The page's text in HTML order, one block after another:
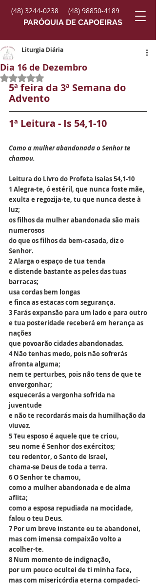
(48) 3244-0238
(48) 98850-4189
PARÓQUIA DE CAPOEIRAS
Dia 16 de Dezembro
Liturgia Diária
Avaliado com NaN de 5 estrelas.
5ª feira da 3ª Semana do
Advento
1ª Leitura - Is 54,1-10
Como a mulher abandonada o Senhor te
chamou.
Leitura do Livro do Profeta Isaías 54,1-10
1 Alegra-te, ó estéril, que nunca foste mãe,
exulta e regozija-te, tu que nunca deste à
luz;
os filhos da mulher abandonada são mais
numerosos
do que os filhos da bem-casada, diz o
Senhor.
2 Alarga o espaço de tua tenda
e distende bastante as peles das tuas
barracas;
usa cordas bem longas
e finca as estacas com segurança.
3 Farás expansão para um lado e para outro
e tua posteridade receberá em herança as
nações
que povoarão cidades abandonadas.
4 Não tenhas medo, pois não sofrerás
afronta alguma;
nem te perturbes, pois não tens de que te
envergonhar;
esquecerás a vergonha sofrida na
juventude
e não te recordarás mais da humilhação da
viuvez.
5 Teu esposo é aquele que te criou,
seu nome é Senhor dos exércitos;
teu redentor, o Santo de Israel,
chama-se Deus de toda a terra.
6 O Senhor te chamou,
como a mulher abandonada e de alma
aflita;
como a esposa repudiada na mocidade,
falou o teu Deus.
7 Por um breve instante eu te abandonei,
mas com imensa compaixão volto a
acolher-te.
8 Num momento de indignação,
por um pouco ocultei de ti minha face,
mas com misericórdia eterna compadeci-